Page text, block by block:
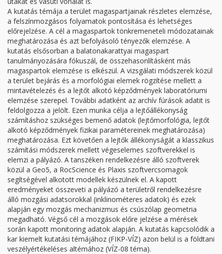
A kutatás témája a terület magaspartjainak részletes elemzése,
a felszínmozgásos folyamatok pontosítása és lehetséges
előrejelzése. A cél a magaspartok tönkremeneteli módozatainak
meghatározása és azt befolyásoló tényezők elemzése. A
kutatás elsősorban a balatonakarattyai magaspart
tanulmányozására fókuszál, de összehasonlításként más
magaspartok elemzése is elkészül. A vizsgálati módszerek közül
a terület bejárás és a morfológiai elemek rögzítése mellett a
mintavételezés és a lejtőt alkotó képződmények laboratóriumi
elemzése szerepel. További adatként az archív fúrások adatit is
feldolgozza a jelölt. Ezen munka célja a lejtőállékonyság
számításhoz szükséges bemenő adatok (lejtőmorfológia, lejtőt
alkotó képződmények fizikai paramétereinek meghatározása)
meghatározása. Ezt követően a lejtők állékonyságát a klasszikus
számítási módszerek mellett végeselemes szoftverekkel is
elemzi a pályázó. A tanszéken rendelkezésre álló szoftverek
közül a Geo5, a RocScience és Plaxis szoftvercsomagok
segítségével alkotott modellek készülnek el. A kapott
eredményeket összeveti a pályázó a területről rendelkezésre
álló mozgási adatsorokkal (inklinométeres adatok) és ezek
alapján egy mozgás mechanizmus és csúszólap geometria
megadható. Végső cél a mozgások előre jelzése a mérések
során kapott monitoring adatok alapján. A kutatás kapcsolódik a
kar kiemelt kutatási témájához (FIKP-VÍZ) azon belül is a földtani
veszélyértékeléses altémához (VÍZ-08 téma).